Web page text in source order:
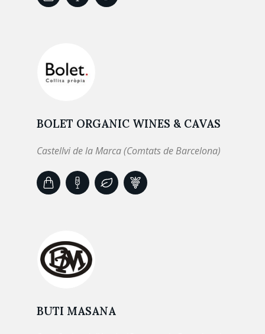
BOLET ORGANIC WINES & CAVAS
Castellvi de la Marca (Comtats de Barcelona)
BUTI MASANA